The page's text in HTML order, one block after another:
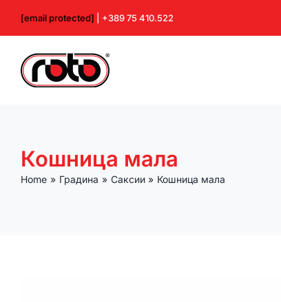
[email protected] | +389 75 410.522
Кошница мала
Home Градина Саксии Кошница мала